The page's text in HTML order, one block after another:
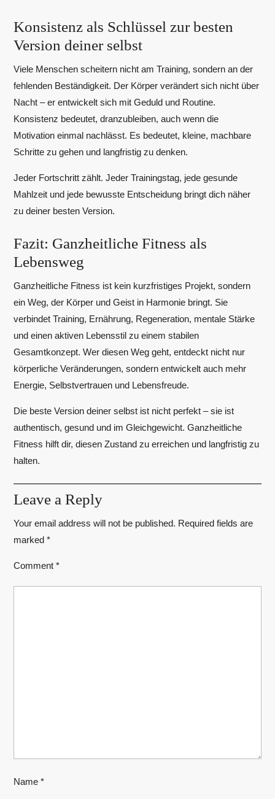
Konsistenz als Schlüssel zur besten
Version deiner selbst
Viele Menschen scheitern nicht am Training, sondern an der
fehlenden Beständigkeit. Der Körper verändert sich nicht über
Nacht – er entwickelt sich mit Geduld und Routine.
Konsistenz bedeutet, dranzubleiben, auch wenn die
Motivation einmal nachlässt. Es bedeutet, kleine, machbare
Schritte zu gehen und langfristig zu denken.
Jeder Fortschritt zählt. Jeder Trainingstag, jede gesunde
Mahlzeit und jede bewusste Entscheidung bringt dich näher
zu deiner besten Version.
Fazit: Ganzheitliche Fitness als
Lebensweg
Ganzheitliche Fitness ist kein kurzfristiges Projekt, sondern
ein Weg, der Körper und Geist in Harmonie bringt. Sie
verbindet Training, Ernährung, Regeneration, mentale Stärke
und einen aktiven Lebensstil zu einem stabilen
Gesamtkonzept. Wer diesen Weg geht, entdeckt nicht nur
körperliche Veränderungen, sondern entwickelt auch mehr
Energie, Selbstvertrauen und Lebensfreude.
Die beste Version deiner selbst ist nicht perfekt – sie ist
authentisch, gesund und im Gleichgewicht. Ganzheitliche
Fitness hilft dir, diesen Zustand zu erreichen und langfristig zu
halten.
Leave a Reply
Your email address will not be published. Required fields are
marked *
Comment *
Name *